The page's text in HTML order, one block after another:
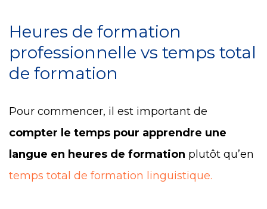
Heures de formation
professionnelle vs temps total
de formation
Pour commencer, il est important de
compter le temps pour apprendre une
langue en heures de formation plutôt qu’en
temps total de formation linguistique.